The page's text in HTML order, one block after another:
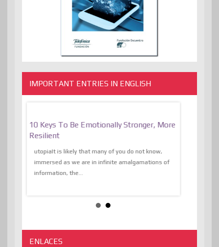
IMPORTANT ENTRIES IN ENGLISH
10 Keys To Be Emotionally Stronger, More
Resilient
utopiaIt is likely that many of you do not know,
immersed as we are in infinite amalgamations of
information, the...
ENLACES